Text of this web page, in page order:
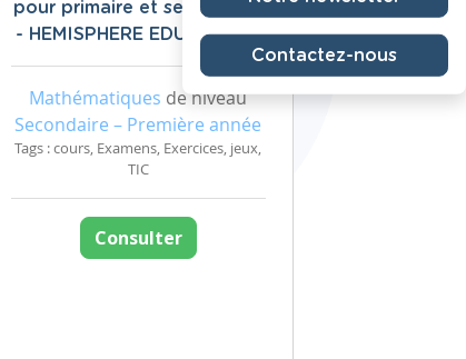
pour primaire et secondaire
- HEMISPHERE EDUCATION
Mathématiques de niveau
Secondaire – Première année
Tags : cours, Examens, Exercices, jeux,
TIC
Consulter
Contactez-nous